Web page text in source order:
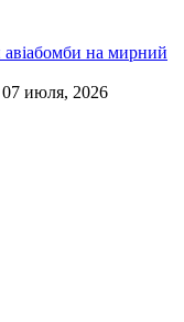
авіабомби на мирний
07 июля, 2026